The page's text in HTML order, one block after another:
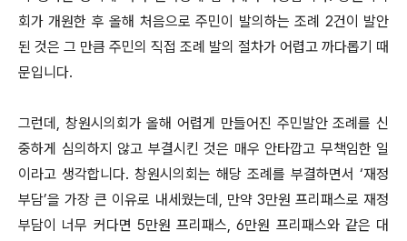
회가 개원한 후 올해 처음으로 주민이 발의하는 조례 2건이 발안
된 것은 그 만큼 주민의 직접 조례 발의 절차가 어렵고 까다롭기 때
문입니다.
그런데, 창원시의회가 올해 어렵게 만들어진 주민발안 조례를 신
중하게 심의하지 않고 부결시킨 것은 매우 안타깝고 무책임한 일
이라고 생각합니다. 창원시의회는 해당 조례를 부결하면서 ‘재정
부담’을 가장 큰 이유로 내세웠는데, 만약 3만원 프리패스로 재정
부담이 너무 커다면 5만원 프리패스, 6만원 프리패스와 같은 대